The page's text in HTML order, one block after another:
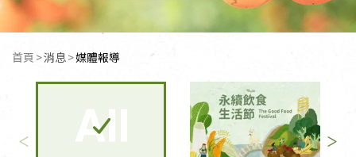
首頁 消息 目前頁面：
媒體報導